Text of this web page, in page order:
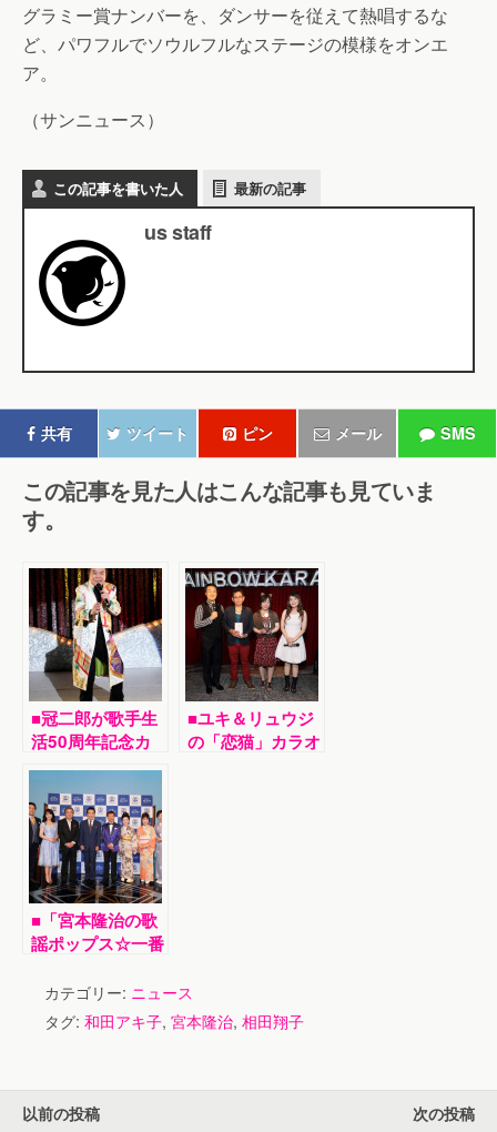
グラミー賞ナンバーを、ダンサーを従えて熱唱するな
ど、パワフルでソウルフルなステージの模様をオンエ
ア。
（サンニュース）
この記事を書いた人 最新の記事
us staff
共有 ツイート ピン メール SMS
この記事を見た人はこんな記事も見ていま
す。
■冠二郎が歌手生
活50周年記念カ
ラオケ大会＆コン
サート。コンサー
トでは、愛妻・み
なこさんが冠の顔
の汗を拭き、客席
に礼も
■ユキ＆リュウジ
の「恋猫」カラオ
■「宮本隆治の歌
謡ポップス☆一番
ル。橋幸夫と新ア
シスタントの相田
翔子が「いつでも
カテゴリー: ニュース
タグ: 和田アキ子, 宮本隆治, 相田翔子
以前の投稿 次の投稿